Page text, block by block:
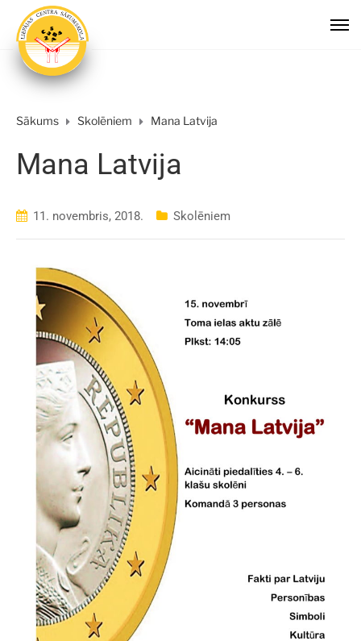
Sākums Skolēniem Mana Latvija
Mana Latvija
11. novembris, 2018. Skolēniem